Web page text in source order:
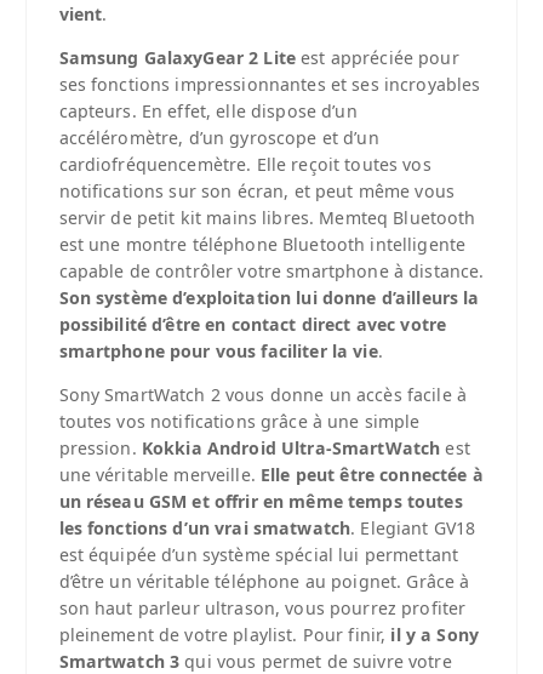
vient.
Samsung GalaxyGear 2 Lite est appréciée pour
ses fonctions impressionnantes et ses incroyables
capteurs. En effet, elle dispose d’un
accéléromètre, d’un gyroscope et d’un
cardiofréquencemètre. Elle reçoit toutes vos
notifications sur son écran, et peut même vous
servir de petit kit mains libres. Memteq Bluetooth
est une montre téléphone Bluetooth intelligente
capable de contrôler votre smartphone à distance.
Son système d’exploitation lui donne d’ailleurs la
possibilité d’être en contact direct avec votre
smartphone pour vous faciliter la vie.
Sony SmartWatch 2 vous donne un accès facile à
toutes vos notifications grâce à une simple
pression. Kokkia Android Ultra-SmartWatch est
une véritable merveille. Elle peut être connectée à
un réseau GSM et offrir en même temps toutes
les fonctions d’un vrai smatwatch. Elegiant GV18
est équipée d’un système spécial lui permettant
d’être un véritable téléphone au poignet. Grâce à
son haut parleur ultrason, vous pourrez profiter
pleinement de votre playlist. Pour finir, il y a Sony
Smartwatch 3 qui vous permet de suivre votre